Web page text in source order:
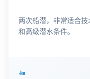
两次船潜，非常适合
和高级潜水条件。
🚤